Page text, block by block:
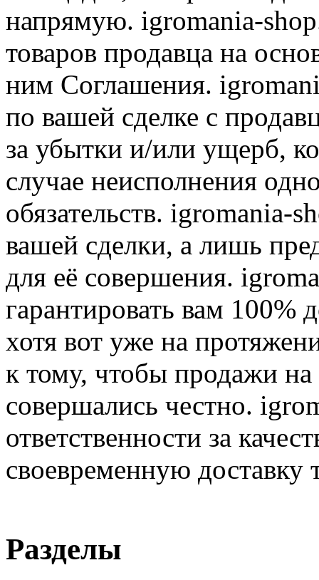
напрямую. igromania-
товаров продавца на
ним Соглашения.
по вашей сделке с
за убытки и/или ущерб,
случае неисполнения
обязательств. igromania-
вашей сделки, а лишь
для её совершения.
гарантировать вам 100%
хотя вот уже на
к тому, чтобы продажи
совершались честно.
ответственности за
своевременную доставку
Разделы